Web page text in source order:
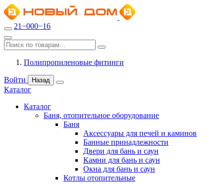
21−000−16
Полипропиленовые фитинги
Войти Назад
Каталог
Каталог
Баня, отопительное оборудование
Баня
Аксессуары для печей и каминов
Банные принадлежности
Двери для бань и саун
Камни для бань и саун
Окна для бань и саун
Котлы отопительные